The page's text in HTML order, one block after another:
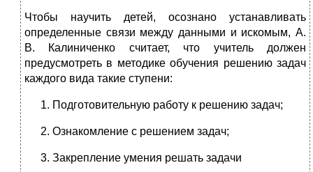
Чтобы научить детей, осознано устанавливать
определенные связи между данными и искомым, А.
В. Калиниченко считает, что учитель должен
предусмотреть в методике обучения решению задач
каждого вида такие ступени:
Подготовительную работу к решению задач;
Ознакомление с решением задач;
Закрепление умения решать задачи